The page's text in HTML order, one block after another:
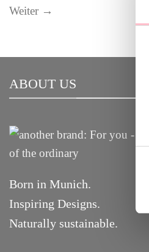
Weiter →
ABOUT US
Born in Munich.
Inspiring Designs.
Naturally sustainable.